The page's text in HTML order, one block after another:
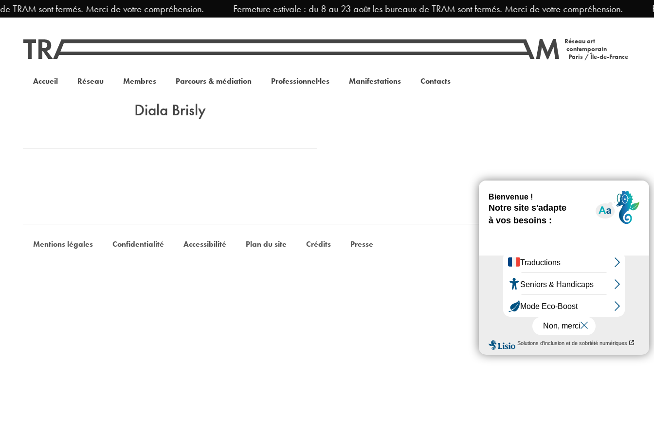
sont fermés. Merci de votre compréhension. Fermeture estivale : du 8 au 23 août les bureaux de TRAM sont fermés. Merci de votre compréhension.
Réseau art
contemporain
Paris / Île-de-France
Accueil Réseau Membres Parcours & médiation Professionnel·les Manifestations Contacts
Diala Brisly
Mentions légales Confidentialité Accessibilité Plan du site Crédits Presse